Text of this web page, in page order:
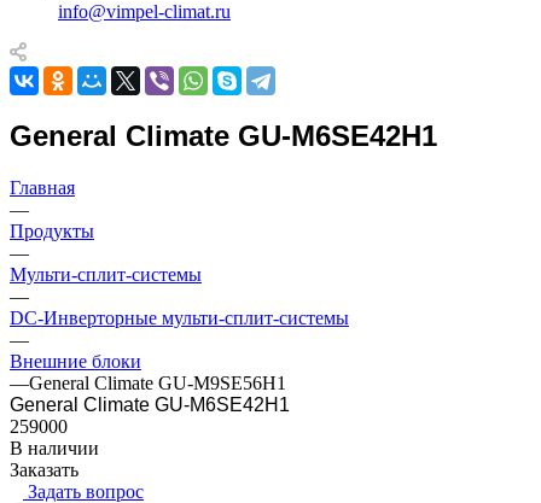
info@vimpel-climat.ru
General Climate GU-M6SE42H1
Главная
—
Продукты
—
Мульти-сплит-системы
—
DC-Инверторные мульти-сплит-системы
—
Внешние блоки
—General Climate GU-M9SE56H1
General Climate GU-M6SE42H1
259000
В наличии
Заказать
Задать вопрос